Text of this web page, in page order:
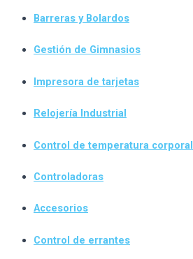
Barreras y Bolardos
Gestión de Gimnasios
Impresora de tarjetas
Relojería Industrial
Control de temperatura corporal
Controladoras
Accesorios
Control de errantes